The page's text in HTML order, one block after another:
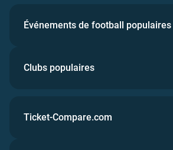
Événements de football populaires
Clubs populaires
Ticket-Compare.com